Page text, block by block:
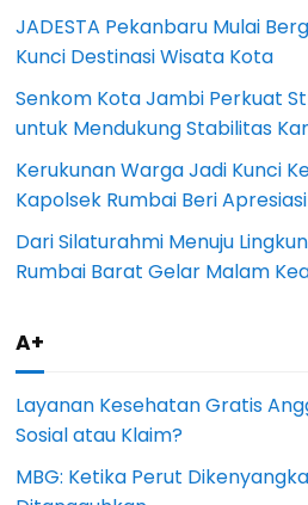
JADESTA Pekanbaru Mulai
Kunci Destinasi Wisata Kota
Senkom Kota Jambi Perkuat
untuk Mendukung Stabilitas
Kerukunan Warga Jadi Kunci
Kapolsek Rumbai Beri Apresiasi
Dari Silaturahmi Menuju
Rumbai Barat Gelar Malam
A+
Layanan Kesehatan Gratis
Sosial atau Klaim?
MBG: Ketika Perut